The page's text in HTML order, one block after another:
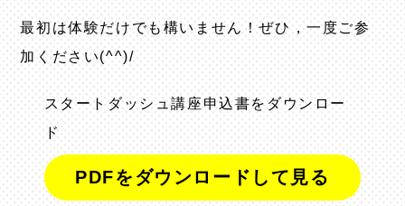
最初は体験だけでも構いません！ぜひ，一度ご参
加ください(^^)/
スタートダッシュ講座申込書をダウンロー
ド
PDFをダウンロードして見る